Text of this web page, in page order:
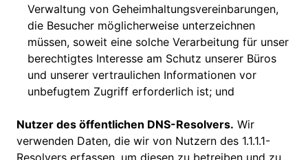
Verwaltung von Geheimhaltungsvereinbarungen,
die Besucher möglicherweise unterzeichnen
müssen, soweit eine solche Verarbeitung für unser
berechtigtes Interesse am Schutz unserer Büros
und unserer vertraulichen Informationen vor
unbefugtem Zugriff erforderlich ist; und
Nutzer des öffentlichen DNS-Resolvers. Wir
verwenden Daten, die wir von Nutzern des 1.1.1.1-
Resolvers erfassen, um diesen zu betreiben und zu